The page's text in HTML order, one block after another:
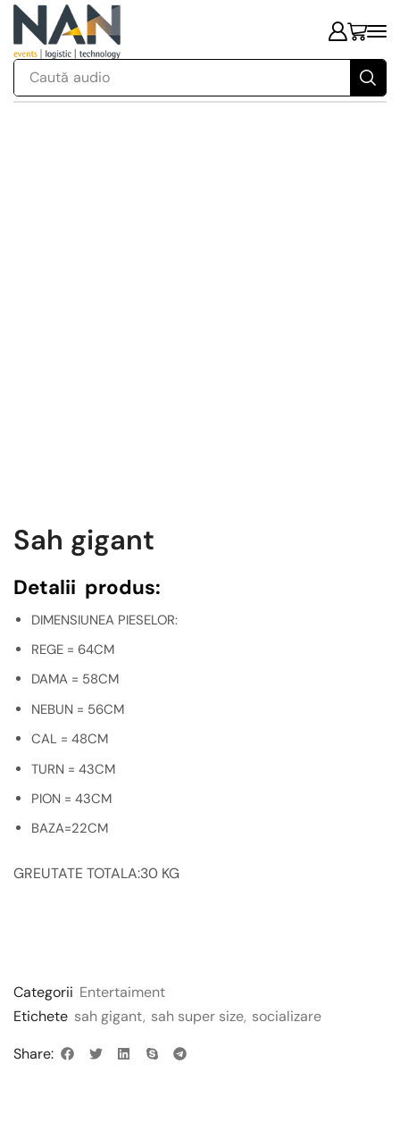
Caută audio
Sah gigant
Detalii produs:
DIMENSIUNEA PIESELOR:
REGE = 64CM
DAMA = 58CM
NEBUN = 56CM
CAL = 48CM
TURN = 43CM
PION = 43CM
BAZA=22CM
GREUTATE TOTALA:30 KG
Categorii Entertaiment
Etichete sah gigant, sah super size, socializare
Share: